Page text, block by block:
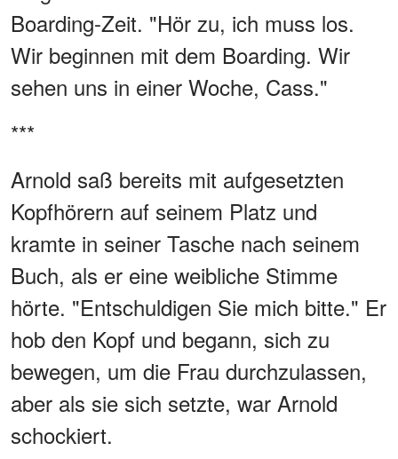
Boarding-Zeit. "Hör zu, ich muss los.
Wir beginnen mit dem Boarding. Wir
sehen uns in einer Woche, Cass."
***
Arnold saß bereits mit aufgesetzten
Kopfhörern auf seinem Platz und
kramte in seiner Tasche nach seinem
Buch, als er eine weibliche Stimme
hörte. "Entschuldigen Sie mich bitte." Er
hob den Kopf und begann, sich zu
bewegen, um die Frau durchzulassen,
aber als sie sich setzte, war Arnold
schockiert.